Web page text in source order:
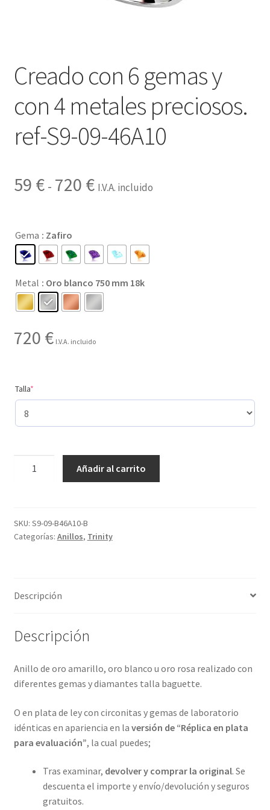
Creado con 6 gemas y
con 4 metales preciosos.
ref-S9-09-46A10
59 € - 720 €Rango
desde
59 €
hasta
720 €
I.V.A. incluido
Gema : Zafiro
Metal : Oro blanco 750 mm 18k
720 € I.V.A. incluido
Talla*(required)
y
con
ref-
46A10
Añadir al carrito
SKU: S9-09-B46A10-B
Categorías: Anillos, Trinity
Descripción
Descripción
Anillo de oro amarillo, oro blanco u oro rosa realizado con
diferentes gemas y diamantes talla baguette.
O en plata de ley con circonitas y gemas de laboratorio
idénticas en apariencia en la versión de “Réplica en plata
para evaluación”, la cual puedes;
Tras examinar, devolver y comprar la original. Se
descuenta el importe y envío/devolución y seguros
gratuitos.